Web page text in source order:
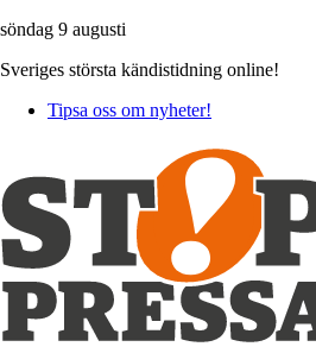
söndag 9 augusti
Sveriges största kändistidning online!
Tipsa oss om nyheter!